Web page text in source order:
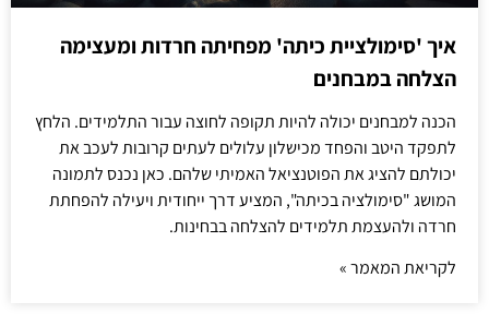
איך 'סימולציית כיתה' מפחיתה חרדות ומעצימה
הצלחה במבחנים
הכנה למבחנים יכולה להיות תקופה לחוצה עבור התלמידים. הלחץ
לתפקד היטב והפחד מכישלון עלולים לעתים קרובות לעכב את
יכולתם להציג את הפוטנציאל האמיתי שלהם. כאן נכנס לתמונה
המושג "סימולציה בכיתה", המציע דרך ייחודית ויעילה להפחתת
חרדה ולהעצמת תלמידים להצלחה בבחינות.
לקריאת המאמר »